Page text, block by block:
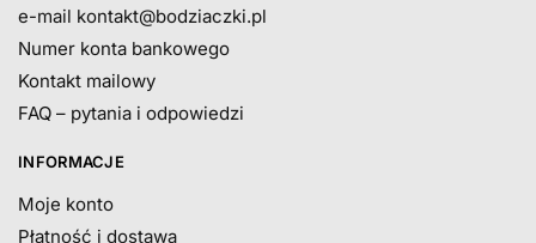
e-mail kontakt@bodziaczki.pl
Numer konta bankowego
Kontakt mailowy
FAQ – pytania i odpowiedzi
INFORMACJE
Moje konto
Płatność i dostawa